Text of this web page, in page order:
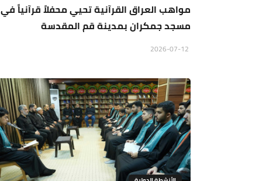
مواهب العراق القرآنية تحيي محفلاً قرآنياً في
مسجد جمكران بمدينة قم المقدسة